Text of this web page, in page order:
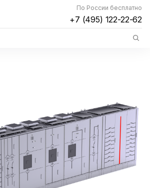
По России бесплатно
+7 (495) 122-22-62